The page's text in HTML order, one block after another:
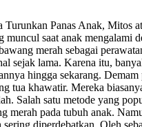
Panas Anak, Mitos
muncul saat anak mengalami
merah sebagai
sejak lama. Karena itu,
hingga sekarang. Demam
tua khawatir. Mereka
Salah satu metode yang
merah pada tubuh anak.